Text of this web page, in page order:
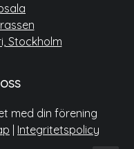
Stockholm
med din förening
Integritetspolicy